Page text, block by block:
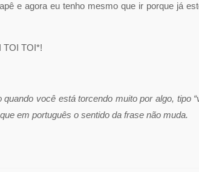
e agora eu tenho mesmo que ir porque já
TOI TOI*!
você está torcendo muito por algo, tipo
em português o sentido da frase não muda.